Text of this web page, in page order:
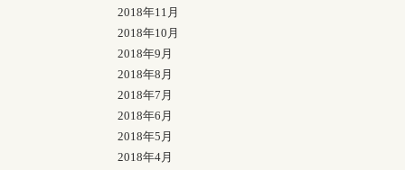
2018年11月
2018年10月
2018年9月
2018年8月
2018年7月
2018年6月
2018年5月
2018年4月